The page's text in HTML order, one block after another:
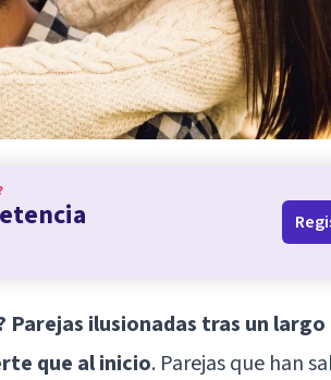
Parejas ilusionadas tras un
que al inicio. Parejas que han